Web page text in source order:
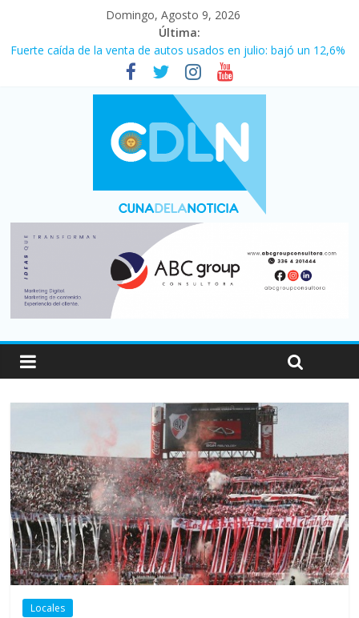
Domingo, Agosto 9, 2026
Última:
Fuerte caída de la venta de autos usados en julio: bajó un 12,6%
El agro argentino logró un récord histórico de exportaciones en
La morosidad alcanzó su nivel más alto en dos décadas y ya
afecta a 400 mil deudores en Santa Fe
Desde que asumió Milei cerraron 41.000 kioscos: el sector
Vacaciones de invierno con más movimiento y consumo
turístico: 4,6 millones de personas viajaron por el país, un 5,9%
más que en 2025
Locales